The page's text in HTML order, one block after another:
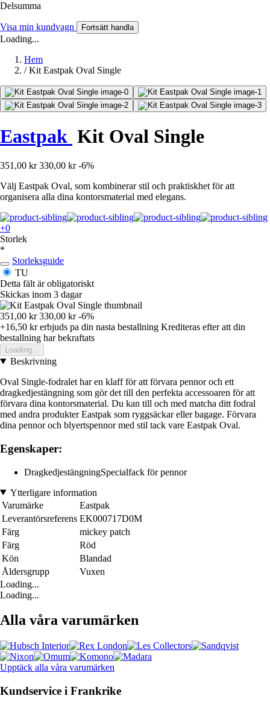
Delsumma
Visa min kundvagn Fortsätt handla
Loading...
Hem
/ Kit Eastpak Oval Single
Eastpak Kit Oval Single
351,00 kr 330,00 kr -6%
Välj Eastpak Oval, som kombinerar stil och praktiskhet för att
organisera alla dina kontorsmaterial med elegans.
+0
Storlek
*
Storleksguide
TU
Detta fält är obligatoriskt
Skickas inom 3 dagar
351,00 kr 330,00 kr -6%
+16,50 krerbjuds pa din nasta bestallning Krediteras efter att din
bestallning har bekraftats
Loading...
Beskrivning
Oval Single-fodralet har en klaff för att förvara pennor och ett
dragkedjestängning som gör det till den perfekta accessoaren för att
förvara dina kontorsmaterial. Du kan till och med matcha ditt fodral
med andra produkter Eastpak som ryggsäckar eller bagage. Förvara
dina pennor och blyertspennor med stil tack vare Eastpak Oval.
Egenskaper:
DragkedjestängningSpecialfack för pennor
Ytterligare information
Varumärke
Eastpak
Leverantörsreferens EK000717D0M
Färg
mickey patch
Färg
Röd
Kön
Blandad
Åldersgrupp
Vuxen
Loading...
Loading...
Alla våra varumärken
Upptäck alla våra varumärken
Kundservice i Frankrike